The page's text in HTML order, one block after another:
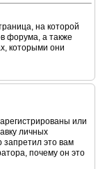
на которой
форума, а также
которыми они
или
личных
это вам
почему он это